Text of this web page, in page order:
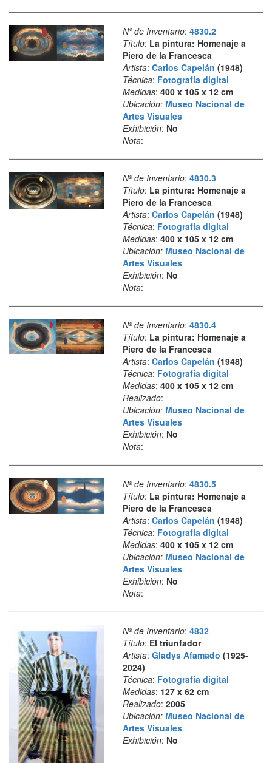
Nº de Inventario: 4830.2
Título: La pintura: Homenaje a
Piero de la Francesca
Artista: Carlos Capelán (1948)
Técnica: Fotografía digital
Medidas: 400 x 105 x 12 cm
Ubicación: Museo Nacional de
Artes Visuales
Exhibición: No
Nota:
Nº de Inventario: 4830.3
Título: La pintura: Homenaje a
Piero de la Francesca
Artista: Carlos Capelán (1948)
Técnica: Fotografía digital
Medidas: 400 x 105 x 12 cm
Ubicación: Museo Nacional de
Artes Visuales
Exhibición: No
Nota:
Nº de Inventario: 4830.4
Título: La pintura: Homenaje a
Piero de la Francesca
Artista: Carlos Capelán (1948)
Técnica: Fotografía digital
Medidas: 400 x 105 x 12 cm
Realizado:
Ubicación: Museo Nacional de
Artes Visuales
Exhibición: No
Nota:
Nº de Inventario: 4830.5
Título: La pintura: Homenaje a
Piero de la Francesca
Artista: Carlos Capelán (1948)
Técnica: Fotografía digital
Medidas: 400 x 105 x 12 cm
Ubicación: Museo Nacional de
Artes Visuales
Exhibición: No
Nota:
Nº de Inventario: 4832
Título: El triunfador
Artista: Gladys Afamado (1925-
2024)
Técnica: Fotografía digital
Medidas: 127 x 62 cm
Realizado: 2005
Ubicación: Museo Nacional de
Artes Visuales
Exhibición: No